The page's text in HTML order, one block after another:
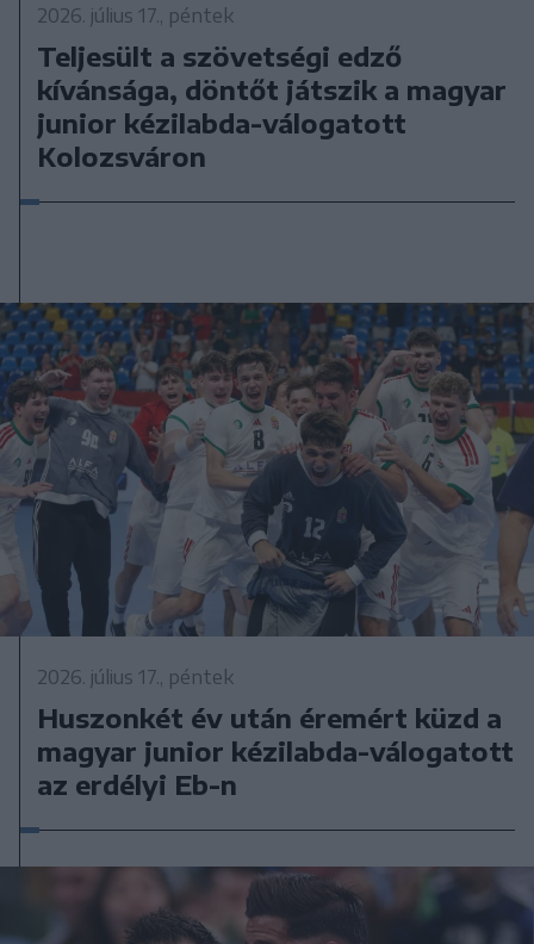
2026. július 17., péntek
Teljesült a szövetségi edző
kívánsága, döntőt játszik a magyar
junior kézilabda-válogatott
Kolozsváron
2026. július 17., péntek
Huszonkét év után éremért küzd a
magyar junior kézilabda-válogatott
az erdélyi Eb-n